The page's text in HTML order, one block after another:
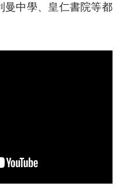
曼中學、皇仁書院等都